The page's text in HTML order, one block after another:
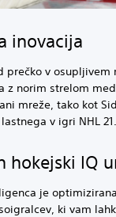
inovacija
prečko v
z norim strelom
mreže, tako kot
v igri NHL 21.
hokejski IQ
je
ki vam